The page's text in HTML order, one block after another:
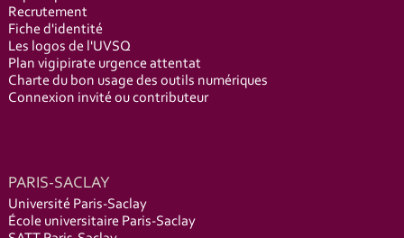
Recrutement
Fiche d'identité
Les logos de l'UVSQ
Plan vigipirate urgence attentat
Charte du bon usage des outils numériques
Connexion invité ou contributeur
PARIS-SACLAY
Université Paris-Saclay
École universitaire Paris-Saclay